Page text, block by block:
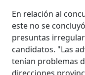
En relación al
este no se
presuntas
candidatos. "Las
tenían problemas